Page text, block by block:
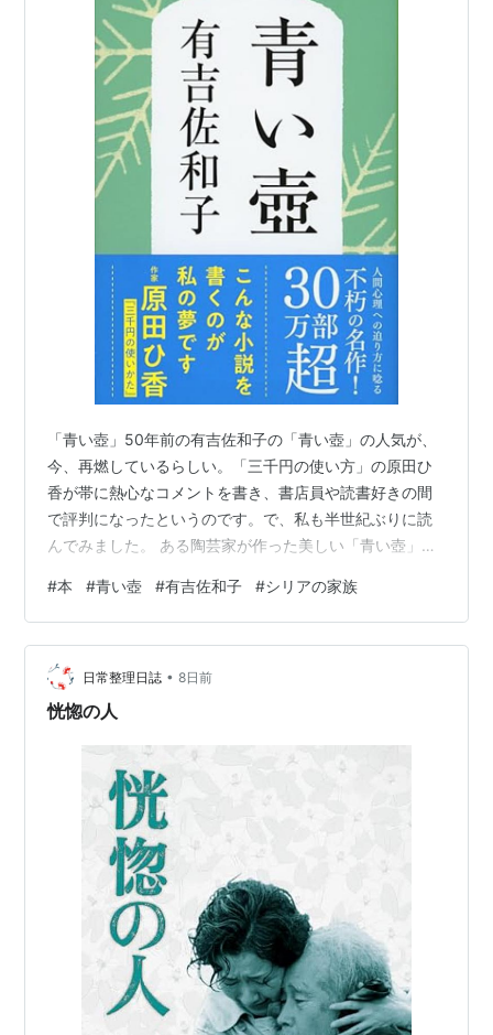
「青い壺」50年前の有吉佐和子の「青い壺」の人気が、
今、再燃しているらしい。「三千円の使い方」の原田ひ
香が帯に熱心なコメントを書き、書店員や読書好きの間
で評判になったというのです。で、私も半世紀ぶりに読
んでみました。 ある陶芸家が作った美しい「青い壺」に
する娘、遺産相続に頭を痛める妻など、色々なエピソー
ドが出て来て面白いのですが、今も変わらぬ普遍的な話
題もあるし、時代の違いを随分感じるものもある。その
決定的なのが第九話。 50年ぶりの同窓会を兼ねた京都旅
行で、主人公の弓香は大島を着て新幹線に乗り、羽織を
#本 #青い壺 #有吉佐和子 #シリアの家族
日常整理日誌 • 8日前
恍惚の人